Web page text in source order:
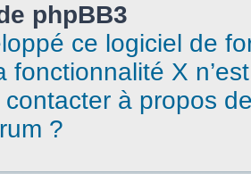
phpBB3
ce logiciel de
fonctionnalité X
à propos
?